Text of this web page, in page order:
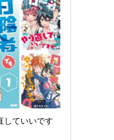
していいです